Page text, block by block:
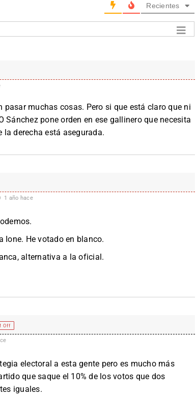
Recientes
pasar muchas cosas. Pero si que está claro que ni
pone orden en ese gallinero que necesita
derecha está asegurada.
1 año hace
Ione. He votado en blanco.
alternativa a la oficial.
Off
electoral a esta gente pero es mucho más
que saque el 10% de los votos que dos
iguales.